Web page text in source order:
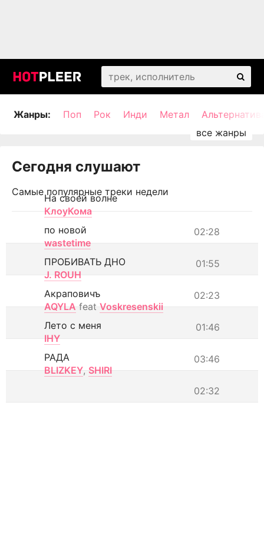
Жанры: Поп Рок Инди Метал
Сегодня слушают
Самые популярные треки недели
На своей волне
КлоуКома
02:28
по новой
wastetime
01:55
ПРОБИВАТЬ ДНО
J. ROUH
02:23
Акраповичъ
AQYLA feat Voskresenskii
01:46
Лето с меня
IHY
03:46
РАДА
BLIZKEY, SHIRI
02:32